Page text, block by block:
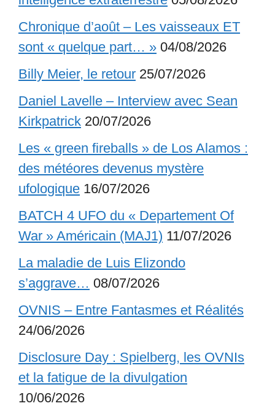
Chronique d’août – Les vaisseaux ET
sont « quelque part… » 04/08/2026
Billy Meier, le retour 25/07/2026
Daniel Lavelle – Interview avec Sean
Kirkpatrick 20/07/2026
Les « green fireballs » de Los Alamos :
des météores devenus mystère
ufologique 16/07/2026
BATCH 4 UFO du « Departement Of
War » Américain (MAJ1) 11/07/2026
La maladie de Luis Elizondo
s’aggrave… 08/07/2026
OVNIS – Entre Fantasmes et Réalités
24/06/2026
Disclosure Day : Spielberg, les OVNIs
et la fatigue de la divulgation
10/06/2026